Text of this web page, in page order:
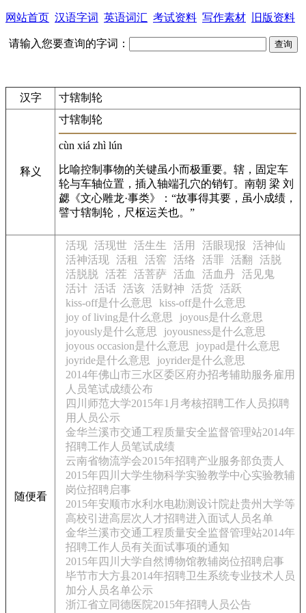
网站首页 汉语字词 英语词汇 考试资料 写作素材 旧版资料
请输入您要查询的字词：
汉字 寸辖制轮
释义
寸辖制轮
cùn xiá zhì lún
比喻控制事物的关键虽小而极重要。辖，固定车
轮与车轴位置，插入轴端孔穴的销钉。南朝 梁 刘
勰《文心雕龙·事类》：“故事得其要，虽小成绩，
譬寸辖制轮，尺枢运关也。”
随便看
活现 活现世 活生生 活用 活眼现报
活神仙
活神活现 活租 活窖 活络 活罪 活翻
活脱
活脱脱 活茬 活菩萨 活血 活血丹
活见鬼
活计 活话 活该 活财神 活货 活跃
kiss-off是什么意思
kiss-off是什么意思
joy of living是什么意思
joyous是什么意思
joyously是什么意思
joyousness是什么意思
joyous occasion是什么意思
joypad是什么意思
joyride是什么意思
joyrider是什么意思
2014年佛山市三水区委区府办招考辅助服务雇用
人员笔试成绩公布
四川师范大学2015年1月考核招聘工作人员拟聘
用人员公示
金华兰溪市交通工程质量安全监督管理站2014年
招聘工作人员笔试成绩
云南省物流学会2015年招聘产业服务部负责人
2015年四川大学生物科学实验教学中心实验教辅
岗位招聘启事
2015年安顺市水利水电勘测设计院赴贵州大学等
高校引进高层次人才招聘进入面试人员名单
金华兰溪市交通工程质量安全监督管理站2014年
招聘工作人员有关面试事项的通知
2015年四川大学自然博物馆教辅岗位招聘启事
毕节市大方县2014年招聘卫生系统专业技术人员
加分人员名单公示
浙江省立同德医院2015年招聘人员公告